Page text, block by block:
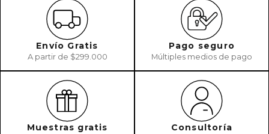
Envío Gratis
A partir de $299.000
Pago seguro
Múltiples medios de pago
Muestras gratis Consultoría